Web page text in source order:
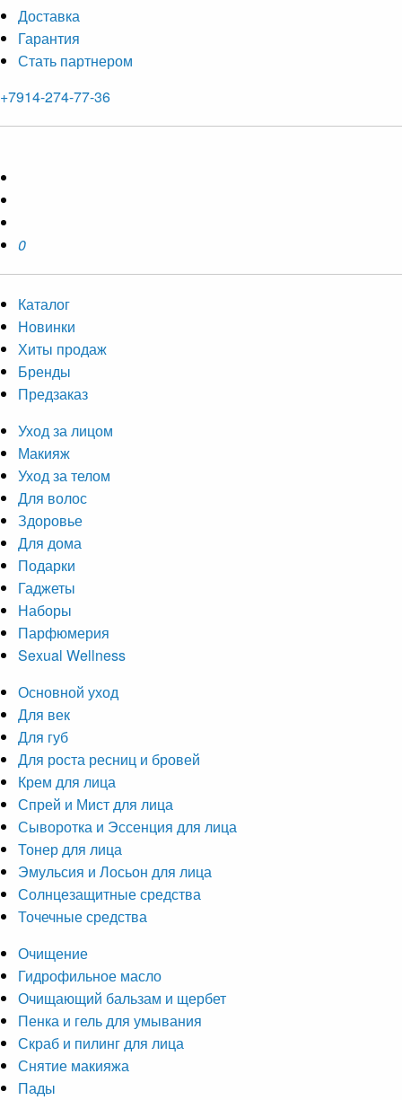
Доставка
Гарантия
Стать партнером
+7914-274-77-36
0
Каталог
Новинки
Хиты продаж
Бренды
Предзаказ
Уход за лицом
Макияж
Уход за телом
Для волос
Здоровье
Для дома
Подарки
Гаджеты
Наборы
Парфюмерия
Sexual Wellness
Основной уход
Для век
Для губ
Для роста ресниц и бровей
Крем для лица
Спрей и Мист для лица
Сыворотка и Эссенция для лица
Тонер для лица
Эмульсия и Лосьон для лица
Солнцезащитные средства
Точечные средства
Очищение
Гидрофильное масло
Очищающий бальзам и щербет
Пенка и гель для умывания
Скраб и пилинг для лица
Снятие макияжа
Пады